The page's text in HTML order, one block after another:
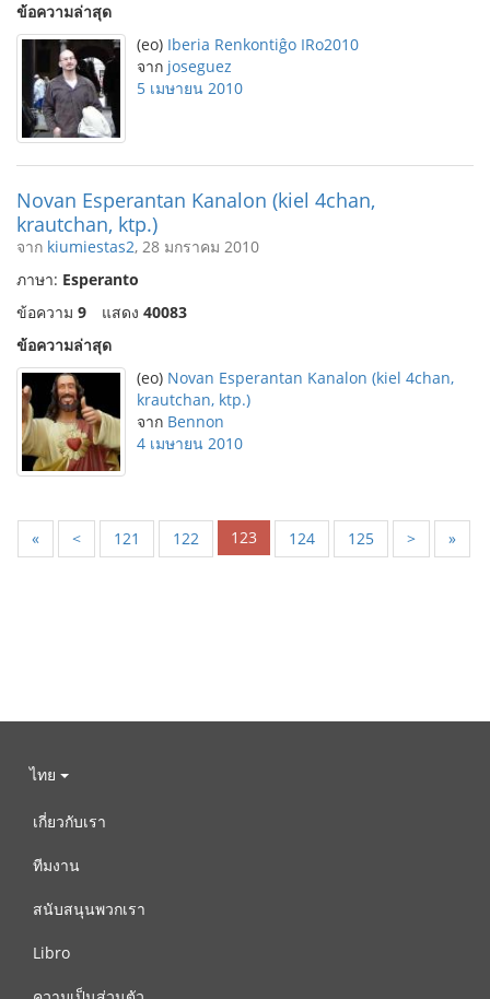
ข้อความล่าสุด
(eo) Iberia Renkontiĝo IRo2010
จาก joseguez
5 เมษายน 2010
Novan Esperantan Kanalon (kiel 4chan,
krautchan, ktp.)
จาก kiumiestas2, 28 มกราคม 2010
ภาษา: Esperanto
ข้อความ 9 แสดง 40083
ข้อความล่าสุด
(eo) Novan Esperantan Kanalon (kiel 4chan,
krautchan, ktp.)
จาก Bennon
4 เมษายน 2010
« < 121 122 123 124 125 > »
ไทย
เกี่ยวกับเรา
ทีมงาน
สนับสนุนพวกเรา
Libro